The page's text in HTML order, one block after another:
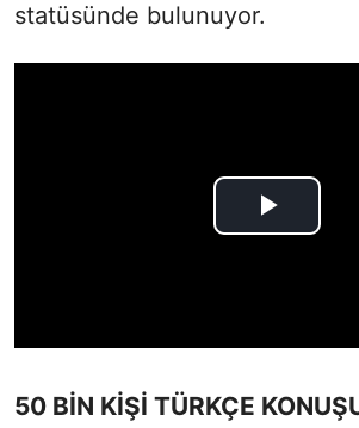
statüsünde bulunuyor.
50 BİN KİŞİ TÜRKÇE